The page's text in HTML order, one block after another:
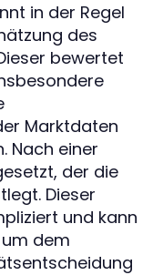
in der Regel
des
bewertet
Marktdaten
Nach einer
der die
Dieser
und kann
dem